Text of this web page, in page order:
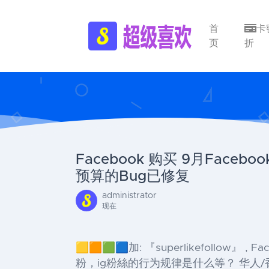
首
页
卡
折
Facebook 购买 9月
预算的Bug已修复
administrator
现在
🟨🟧🟩🟦加: 『superlikefollow』 ,
粉，ig粉絲的行为规律是什么等？ 华